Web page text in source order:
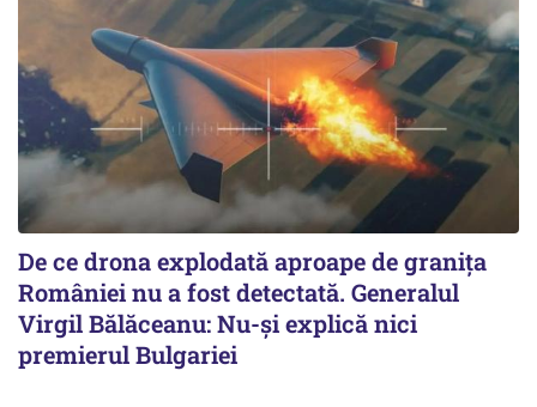
De ce drona explodată aproape de granița
României nu a fost detectată. Generalul
Virgil Bălăceanu: Nu-și explică nici
premierul Bulgariei